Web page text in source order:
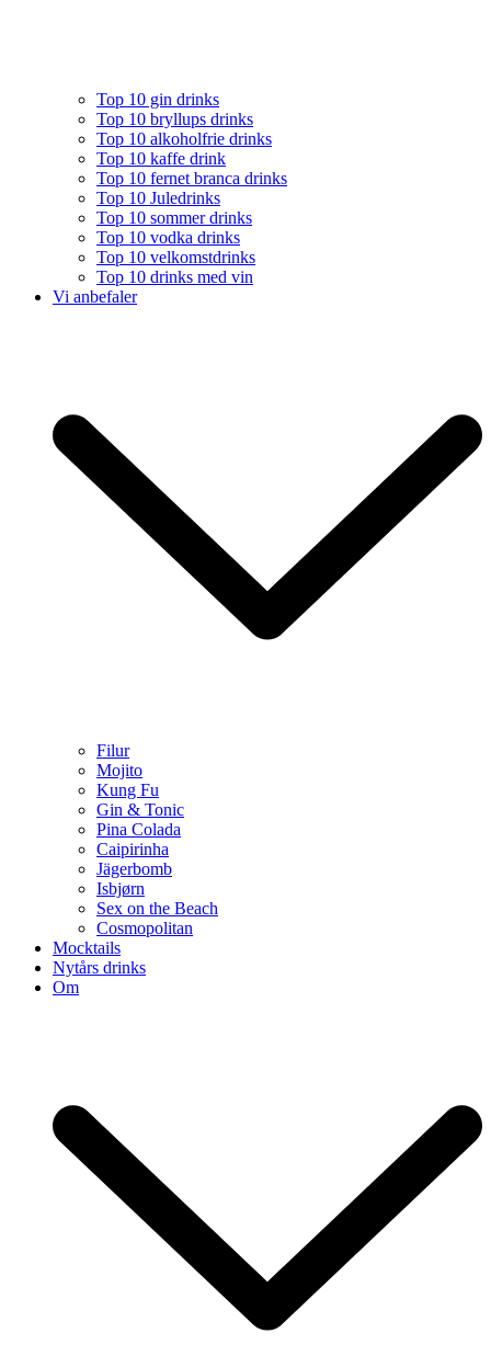
Top 10 gin drinks
Top 10 bryllups drinks
Top 10 alkoholfrie drinks
Top 10 kaffe drink
Top 10 fernet branca drinks
Top 10 Juledrinks
Top 10 sommer drinks
Top 10 vodka drinks
Top 10 velkomstdrinks
Top 10 drinks med vin
Vi anbefaler
Filur
Mojito
Kung Fu
Gin & Tonic
Pina Colada
Caipirinha
Jägerbomb
Isbjørn
Sex on the Beach
Cosmopolitan
Mocktails
Nytårs drinks
Om